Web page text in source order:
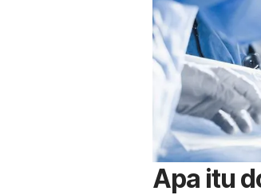
Apa itu